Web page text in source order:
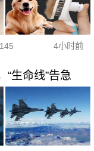
4小时前
生命线”告急